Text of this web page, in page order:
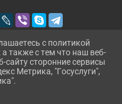
с политикой
также с тем что наш веб-
сайту сторонние сервисы
Метрика, "Госуслуги",